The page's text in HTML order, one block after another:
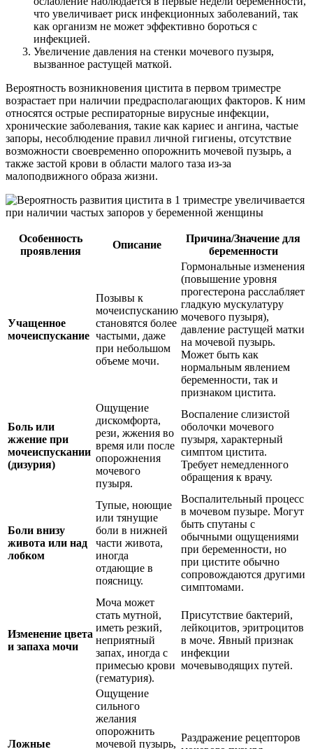
что увеличивает риск инфекционных заболеваний, так
как организм не может эффективно бороться с
инфекцией.
Увеличение давления на стенки мочевого пузыря,
вызванное растущей маткой.
Вероятность возникновения цистита в первом триместре
возрастает при наличии предрасполагающих факторов. К ним
относятся острые респираторные вирусные инфекции,
хронические заболевания, такие как кариес и ангина, частые
запоры, несоблюдение правил личной гигиены, отсутствие
возможности своевременно опорожнить мочевой пузырь, а
также застой крови в области малого таза из-за
малоподвижного образа жизни.
Особенность
проявления
Описание
Причина/Значение для
беременности
Учащенное
мочеиспускание
Позывы к
мочеиспусканию
становятся более
частыми, даже
при небольшом
объеме мочи.
Гормональные изменения
(повышение уровня
прогестерона расслабляет
гладкую мускулатуру
мочевого пузыря),
давление растущей матки
на мочевой пузырь.
Может быть как
нормальным явлением
беременности, так и
признаком цистита.
Боль или
жжение при
мочеиспускании
(дизурия)
Ощущение
дискомфорта,
рези, жжения во
время или после
опорожнения
мочевого
пузыря.
Воспаление слизистой
оболочки мочевого
пузыря, характерный
симптом цистита.
Требует немедленного
обращения к врачу.
Боли внизу
живота или над
лобком
Тупые, ноющие
или тянущие
боли в нижней
части живота,
иногда
отдающие в
поясницу.
Воспалительный процесс
в мочевом пузыре. Могут
быть спутаны с
обычными ощущениями
при беременности, но
при цистите обычно
сопровождаются другими
симптомами.
Изменение цвета
и запаха мочи
Моча может
стать мутной,
иметь резкий,
неприятный
запах, иногда с
примесью крови
(гематурия).
Присутствие бактерий,
лейкоцитов, эритроцитов
в моче. Явный признак
инфекции
мочевыводящих путей.
Ложные
Ощущение
сильного
желания
опорожнить
мочевой пузырь,
Раздражение рецепторов